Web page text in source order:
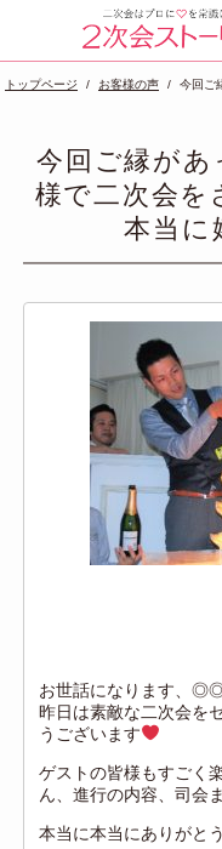
トップページ お客様の声
今回ご
今回ご縁があ
様で二次会を
本当に
お世話になります、◎◎
昨日は素敵な二次会を
うございます
ゲストの皆様もすごく
ん、進行の内容、司会
本当に本当にありがと